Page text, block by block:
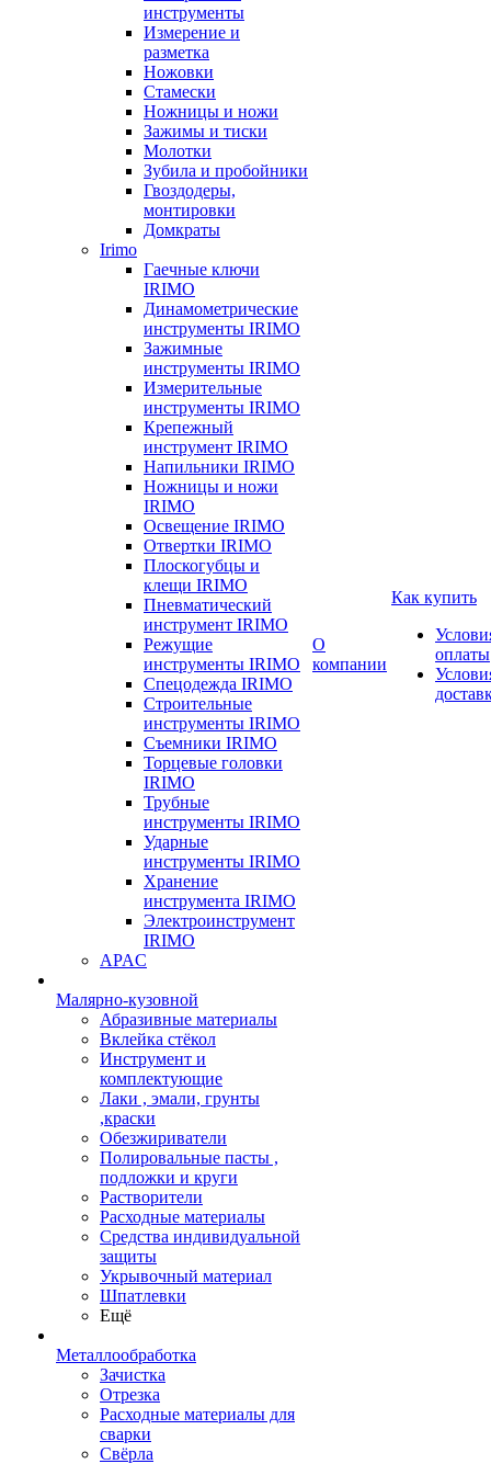
инструменты
Измерение и
разметка
Ножовки
Стамески
Ножницы и ножи
Зажимы и тиски
Молотки
Зубила и пробойники
Гвоздодеры,
монтировки
Домкраты
Irimo
Гаечные ключи
IRIMO
Динамометрические
инструменты IRIMO
Зажимные
инструменты IRIMO
Измерительные
инструменты IRIMO
Крепежный
инструмент IRIMO
Напильники IRIMO
Ножницы и ножи
IRIMO
Освещение IRIMO
Отвертки IRIMO
Плоскогубцы и
клещи IRIMO
Пневматический
инструмент IRIMO
Режущие
инструменты IRIMO
Спецодежда IRIMO
Строительные
инструменты IRIMO
Съемники IRIMO
Торцевые головки
IRIMO
Трубные
инструменты IRIMO
Ударные
инструменты IRIMO
Хранение
инструмента IRIMO
Электроинструмент
IRIMO
APAC
Малярно-кузовной
Абразивные материалы
Вклейка стёкол
Инструмент и
комплектующие
Лаки , эмали, грунты
,краски
Обезжириватели
Полировальные пасты ,
подложки и круги
Растворители
Расходные материалы
Средства индивидуальной
защиты
Укрывочный материал
Шпатлевки
Ещё
Металлообработка
Зачистка
Отрезка
Расходные материалы для
сварки
Свёрла
О
компании
Как купить
оплаты